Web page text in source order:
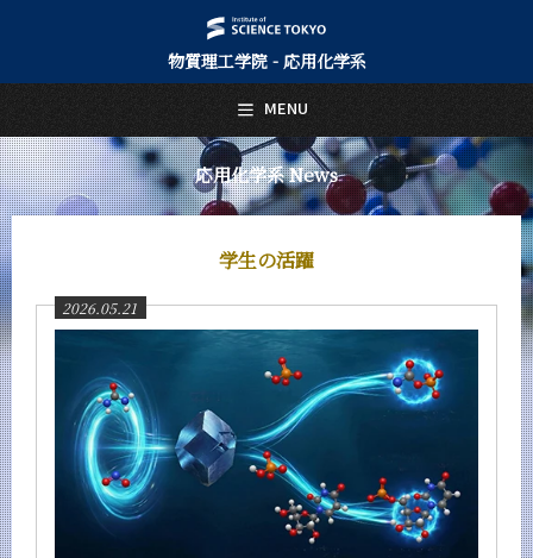
物質理工学院 - 応用化学系
応用化学系 News
学生の活躍
2026.05.21
MENU
日本語 English
トップページ
Top Page
応用化学系について
About Us
教員・研究室
未来
Future
入学案内
Admissions
応用化学系 News